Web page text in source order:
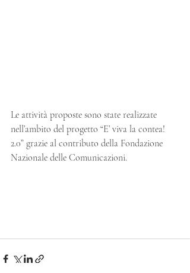
Le attività proposte sono state realizzate
nell’ambito del progetto “E’ viva la contea!
2.0” grazie al contributo della Fondazione
Nazionale delle Comunicazioni.